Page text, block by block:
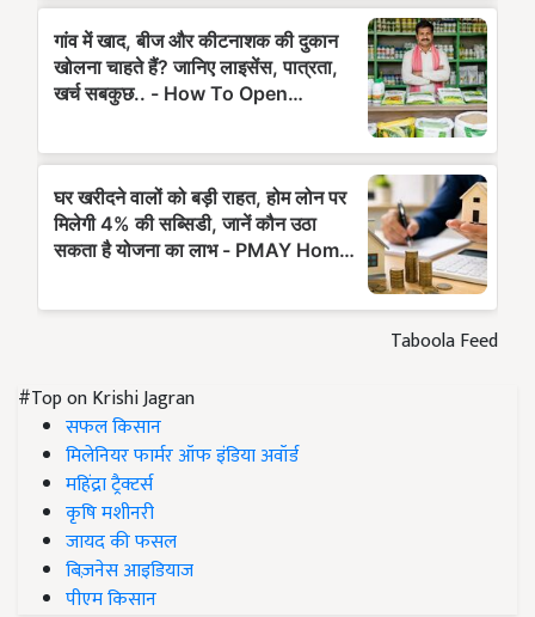
Taboola Feed
#Top on Krishi Jagran
सफल किसान
मिलेनियर फार्मर ऑफ इंडिया अवॉर्ड
महिंद्रा ट्रैक्टर्स
कृषि मशीनरी
जायद की फसल
बिज़नेस आइडियाज
पीएम किसान